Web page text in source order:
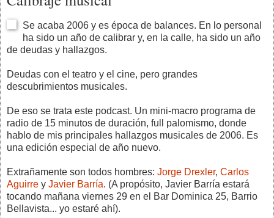
Se acaba 2006 y es época de balances. En lo personal
ha sido un año de calibrar y, en la calle, ha sido un año
de deudas y hallazgos.
Deudas con el teatro y el cine, pero grandes
descubrimientos musicales.
De eso se trata este podcast. Un mini-macro programa de
radio de 15 minutos de duración, full palomismo, donde
hablo de mis principales hallazgos musicales de 2006. Es
una edición especial de año nuevo.
Extrañamente son todos hombres: Jorge Drexler, Carlos
Aguirre y Javier Barría. (A propósito, Javier Barría estará
tocando mañana viernes 29 en el Bar Dominica 25, Barrio
Bellavista... yo estaré ahí).